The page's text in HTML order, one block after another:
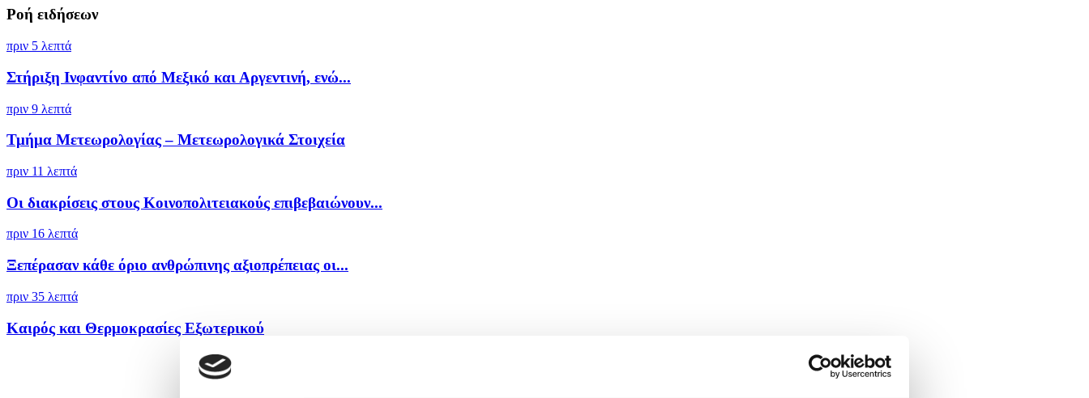
Ροή ειδήσεων
πριν 5 λεπτά
Στήριξη Ινφαντίνο από Μεξικό και Αργεντινή, ενώ...
πριν 9 λεπτά
Τμήμα Μετεωρολογίας – Μετεωρολογικά Στοιχεία
πριν 11 λεπτά
Οι διακρίσεις στους Κοινοπολιτειακούς επιβεβαιώνουν...
πριν 16 λεπτά
Ξεπέρασαν κάθε όριο ανθρώπινης αξιοπρέπειας οι...
πριν 35 λεπτά
Καιρός και Θερμοκρασίες Εξωτερικού